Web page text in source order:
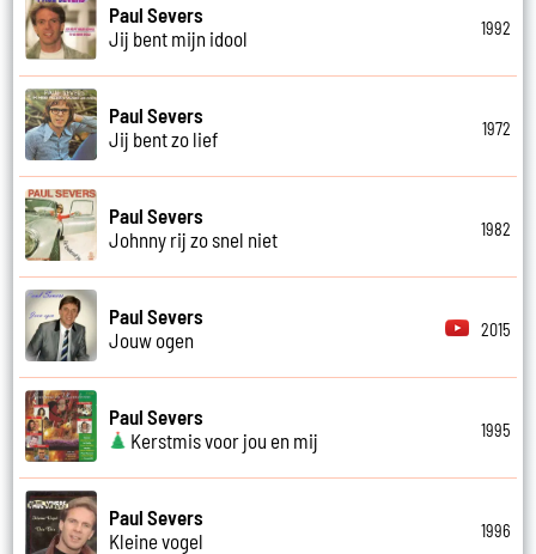
Paul Severs
Jij bent mijn idool
1992
Paul Severs
Jij bent zo lief
1972
Paul Severs
Johnny rij zo snel niet
1982
Paul Severs
Jouw ogen
2015
Paul Severs
Kerstmis voor jou en mij
1995
Paul Severs
Kleine vogel
1996